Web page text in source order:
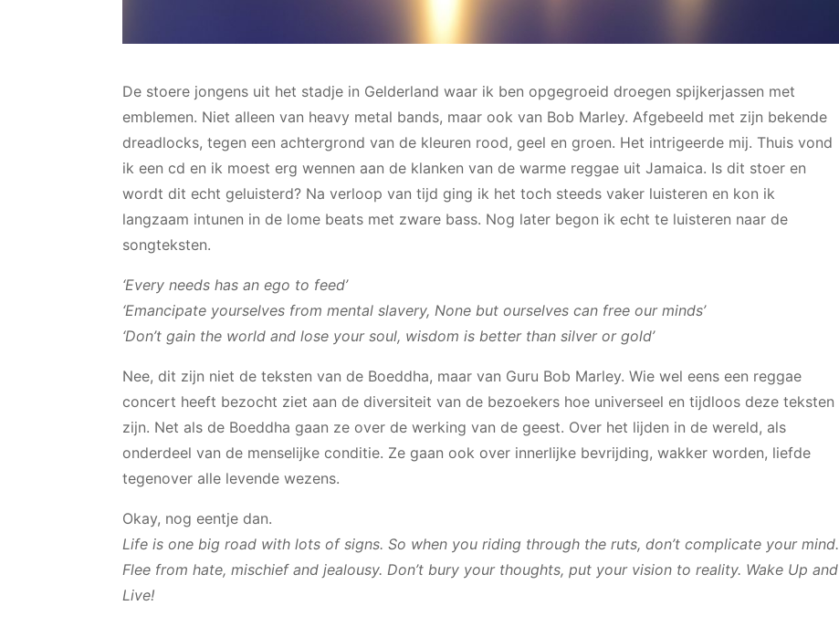
De stoere jongens uit het stadje in Gelderland waar ik ben opgegroeid droegen spijkerjassen met
emblemen. Niet alleen van heavy metal bands, maar ook van Bob Marley. Afgebeeld met zijn bekende
dreadlocks, tegen een achtergrond van de kleuren rood, geel en groen. Het intrigeerde mij. Thuis vond
ik een cd en ik moest erg wennen aan de klanken van de warme reggae uit Jamaica. Is dit stoer en
wordt dit echt geluisterd? Na verloop van tijd ging ik het toch steeds vaker luisteren en kon ik
langzaam intunen in de lome beats met zware bass. Nog later begon ik echt te luisteren naar de
songteksten.
‘Every needs has an ego to feed’
‘Emancipate yourselves from mental slavery, None but ourselves can free our minds’
‘Don’t gain the world and lose your soul, wisdom is better than silver or gold’
Nee, dit zijn niet de teksten van de Boeddha, maar van Guru Bob Marley. Wie wel eens een reggae
concert heeft bezocht ziet aan de diversiteit van de bezoekers hoe universeel en tijdloos deze teksten
zijn. Net als de Boeddha gaan ze over de werking van de geest. Over het lijden in de wereld, als
onderdeel van de menselijke conditie. Ze gaan ook over innerlijke bevrijding, wakker worden, liefde
tegenover alle levende wezens.
Okay, nog eentje dan.
Life is one big road with lots of signs. So when you riding through the ruts, don’t complicate your mind.
Flee from hate, mischief and jealousy. Don’t bury your thoughts, put your vision to reality. Wake Up and
Live!